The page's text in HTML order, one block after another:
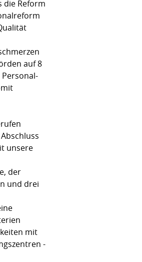
die Reform
auf 8
unsere
der
und drei
mit
-